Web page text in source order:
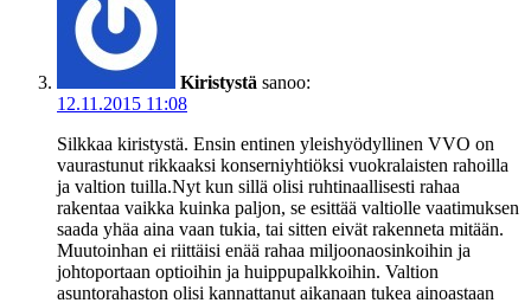
Kiristystä sanoo:
12.11.2015 11:08
Silkkaa kiristystä. Ensin entinen yleishyödyllinen VVO on
vaurastunut rikkaaksi konserniyhtiöksi vuokralaisten rahoilla
ja valtion tuilla.Nyt kun sillä olisi ruhtinaallisesti rahaa
rakentaa vaikka kuinka paljon, se esittää valtiolle vaatimuksen
saada yhäa aina vaan tukia, tai sitten eivät rakenneta mitään.
Muutoinhan ei riittäisi enää rahaa miljoonaosinkoihin ja
johtoportaan optioihin ja huippupalkkoihin. Valtion
asuntorahaston olisi kannattanut aikanaan tukea ainoastaan